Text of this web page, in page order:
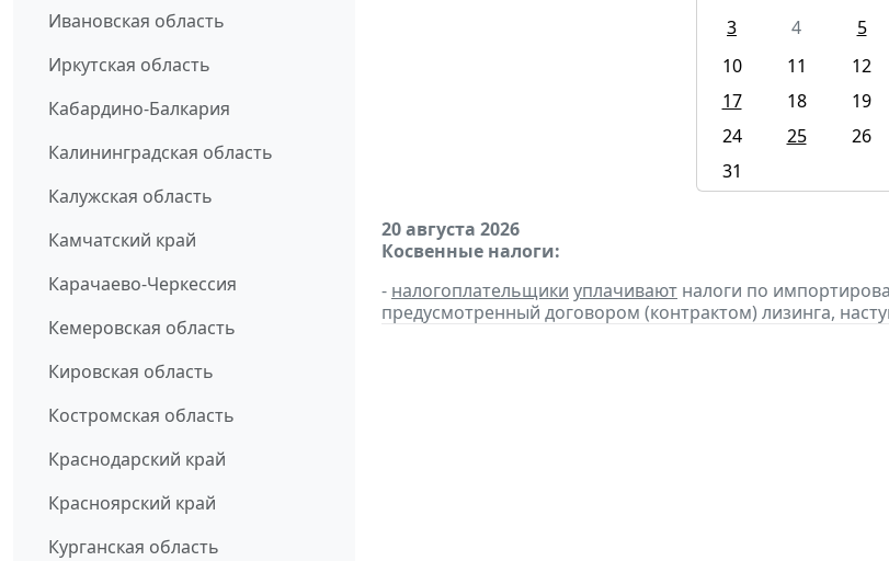
Ивановская область
Иркутская область
Кабардино-Балкария
Калининградская область
Калужская область
Камчатский край
Карачаево-Черкессия
Кемеровская область
Кировская область
Костромская область
Краснодарский край
Красноярский край
Курганская область
3
4 5
10
11 12
17
18 19
24
25 26
31
20 августа 2026
Косвенные налоги:
- налогоплательщики уплачивают налоги по
предусмотренный договором (контрактом) лизинга,